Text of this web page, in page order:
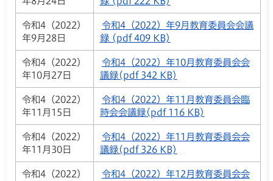
令和4（2022）
年9月28日
令和4（2022）年9月教育委員会会議
録 (pdf 409 KB)
令和4（2022）
年10月27日
令和4（2022）年10月教育委員会会
議録(pdf 342 KB)
令和4（2022）
年11月15日
令和4（2022）年11月教育委員会臨
時会会議録(pdf 116 KB)
令和4（2022）
年11月30日
令和4（2022）年11月教育委員会会
議録(pdf 326 KB)
令和4（2022）
令和4（2022）年12月教育委員会会